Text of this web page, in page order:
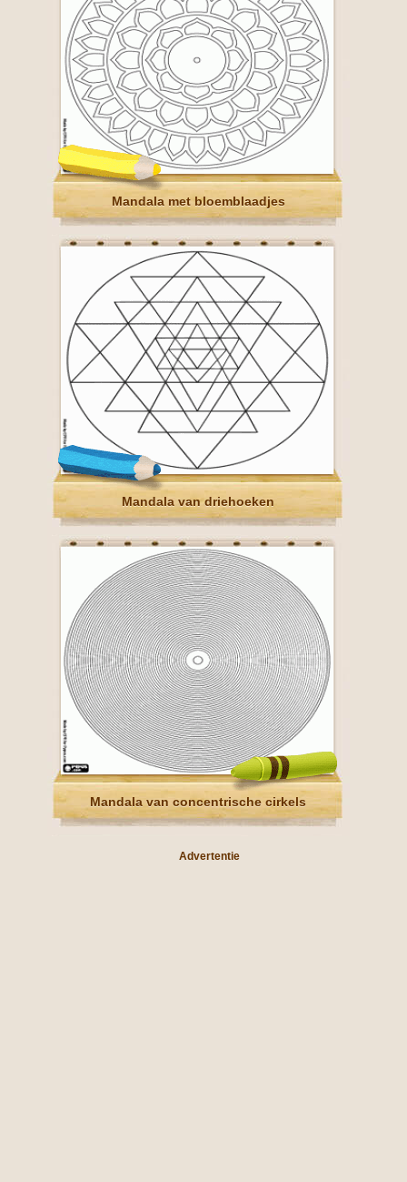
Mandala met bloemblaadjes
Mandala van driehoeken
Mandala van concentrische cirkels
Advertentie